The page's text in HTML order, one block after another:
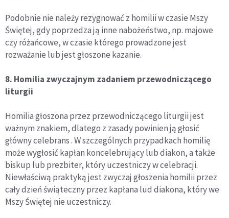
Podobnie nie należy rezygnować z homilii w czasie Mszy
Świętej, gdy poprzedza ją inne nabożeństwo, np. majowe
czy różańcowe, w czasie którego prowadzone jest
rozważanie lub jest głoszone kazanie.
8. Homilia zwyczajnym zadaniem przewodniczącego
liturgii
Homilia głoszona przez przewodniczącego liturgii jest
ważnym znakiem, dlatego z zasady powinien ją głosić
główny celebrans . W szczególnych przypadkach homilię
może wygłosić kapłan koncelebrujący lub diakon, a także
biskup lub prezbiter, który uczestniczy w celebracji.
Niewłaściwą praktyką jest zwyczaj głoszenia homilii przez
cały dzień świąteczny przez kapłana lud diakona, który we
Mszy Świętej nie uczestniczy.